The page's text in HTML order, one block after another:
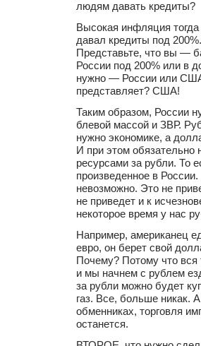
людям давать кредиты?
Высокая инфляция
давал кредиты под
Представьте, что вы —
России под 200% или в
нужно — России или
представляет? США!
Таким образом, России
блевой массой и ЗВР.
нужно экономике, а
И при этом обязательно
ресурсами за руб­ли. То
произведенное в
невозможно. Это не
не приведет и к
некоторое время у нас
Например, американец
евро, он берет свой
Почему? Потому что вся
и мы начнем с рублем
за рубли можно будет
газ. Все, больше никак.
обменниках, торговля
останется.